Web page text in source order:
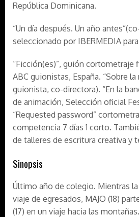
República Dominicana.
“Un día después. Un año
seleccionado por IBERMEDIA
“Ficción(es)”, guión cortometraje
ABC guionistas, España. “Sobre
guionista, co-directora). “En la
de animación, Selección oficial
“Requested password”
competencia 7 días 1 corto.
de talleres de escritura creativa y
Sinopsis
Último año de colegio. Mientras
viaje de egresados, MAJO (18)
(17) en un viaje hacia las